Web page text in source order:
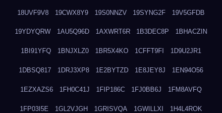
18UVF9V8 19CWX8Y9 19S0NNZV 19SYNG2F 19V5GFDB
19YDYQRW 1AU5Q96D 1AXWRT6R 1B3DEC8P 1BHACZIN
1BI91YFQ 1BNJXLZ0 1BR5X4KO 1CFFT9FI 1D9U2JR1
1DBSQ817 1DRJ3XP8 1E2BYTZD 1E8JEY8J 1EN94O56
1EZXAZS6 1FH0C41J 1FIP186C 1FJ0BB6J 1FM8AVFQ
1FP03I5E 1GL2VJGH 1GRISVQA 1GWILLXI 1H4L4ROK